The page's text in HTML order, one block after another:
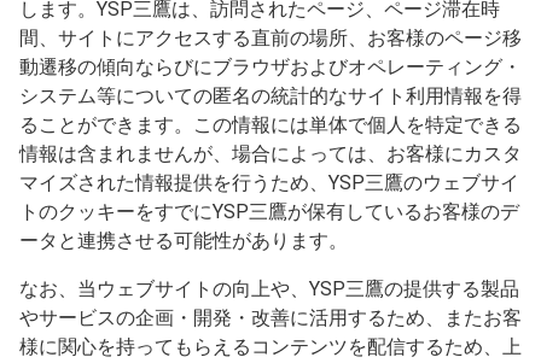
します。YSP三鷹は、訪問されたページ、ページ滞在時
間、サイトにアクセスする直前の場所、お客様のページ移
動遷移の傾向ならびにブラウザおよびオペレーティング・
システム等についての匿名の統計的なサイト利用情報を得
ることができます。この情報には単体で個人を特定できる
情報は含まれませんが、場合によっては、お客様にカスタ
マイズされた情報提供を行うため、YSP三鷹のウェブサイ
トのクッキーをすでにYSP三鷹が保有しているお客様のデ
ータと連携させる可能性があります。
なお、当ウェブサイトの向上や、YSP三鷹の提供する製品
やサービスの企画・開発・改善に活用するため、またお客
様に関心を持ってもらえるコンテンツを配信するため、上